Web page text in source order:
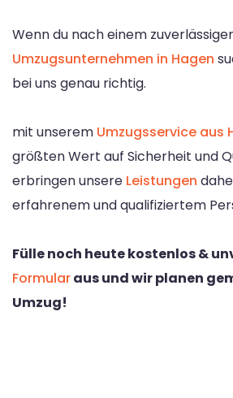
Wenn du nach einem
Umzugsunternehmen in Hagen
bei uns genau richtig.
mit unserem Umzugsservice aus
größten Wert auf Sicherheit und
erbringen unsere Leistungen
erfahrenem und qualifiziertem
Fülle noch heute kostenlos &
Formularaus und wir planen
Umzug!